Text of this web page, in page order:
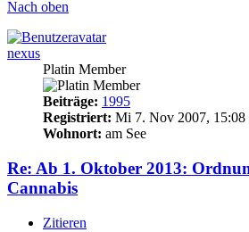
Nach oben
nexus
Platin Member
Beiträge: 1995
Registriert: Mi 7. Nov 2007, 15:08
Wohnort: am See
Re: Ab 1. Oktober 2013:
Cannabis
Zitieren